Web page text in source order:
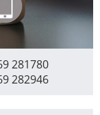
281780
282946